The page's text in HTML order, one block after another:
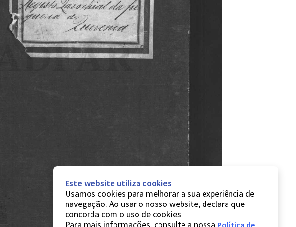
Este website utiliza cookies
Usamos cookies para melhorar a sua experiência de
navegação. Ao usar o nosso website, declara que
concorda com o uso de cookies.
Para mais informações, consulte a nossa Política de